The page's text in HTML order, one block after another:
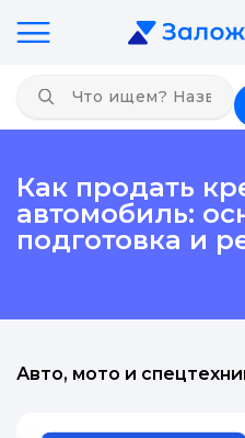
Как продать
автомобиль:
подготовка и
Авто, мото и